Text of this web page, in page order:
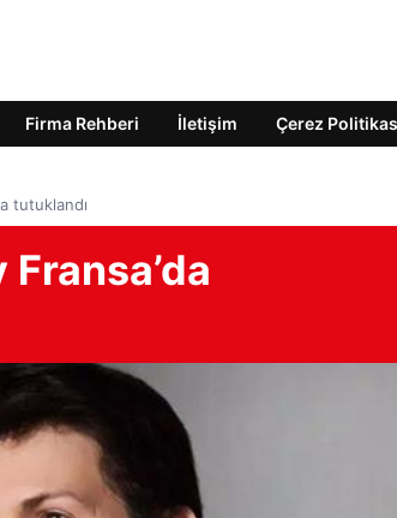
Firma Rehberi İletişim Çerez
tutuklandı